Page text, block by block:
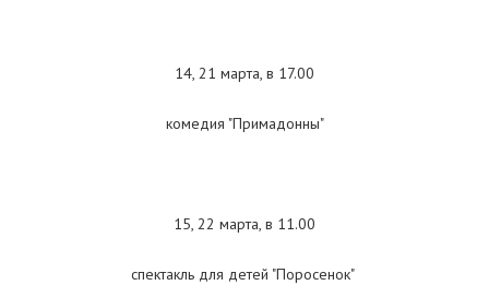
14, 21 марта, в 17.00
комедия "Примадонны"
15, 22 марта, в 11.00
спектакль для детей "Поросенок"